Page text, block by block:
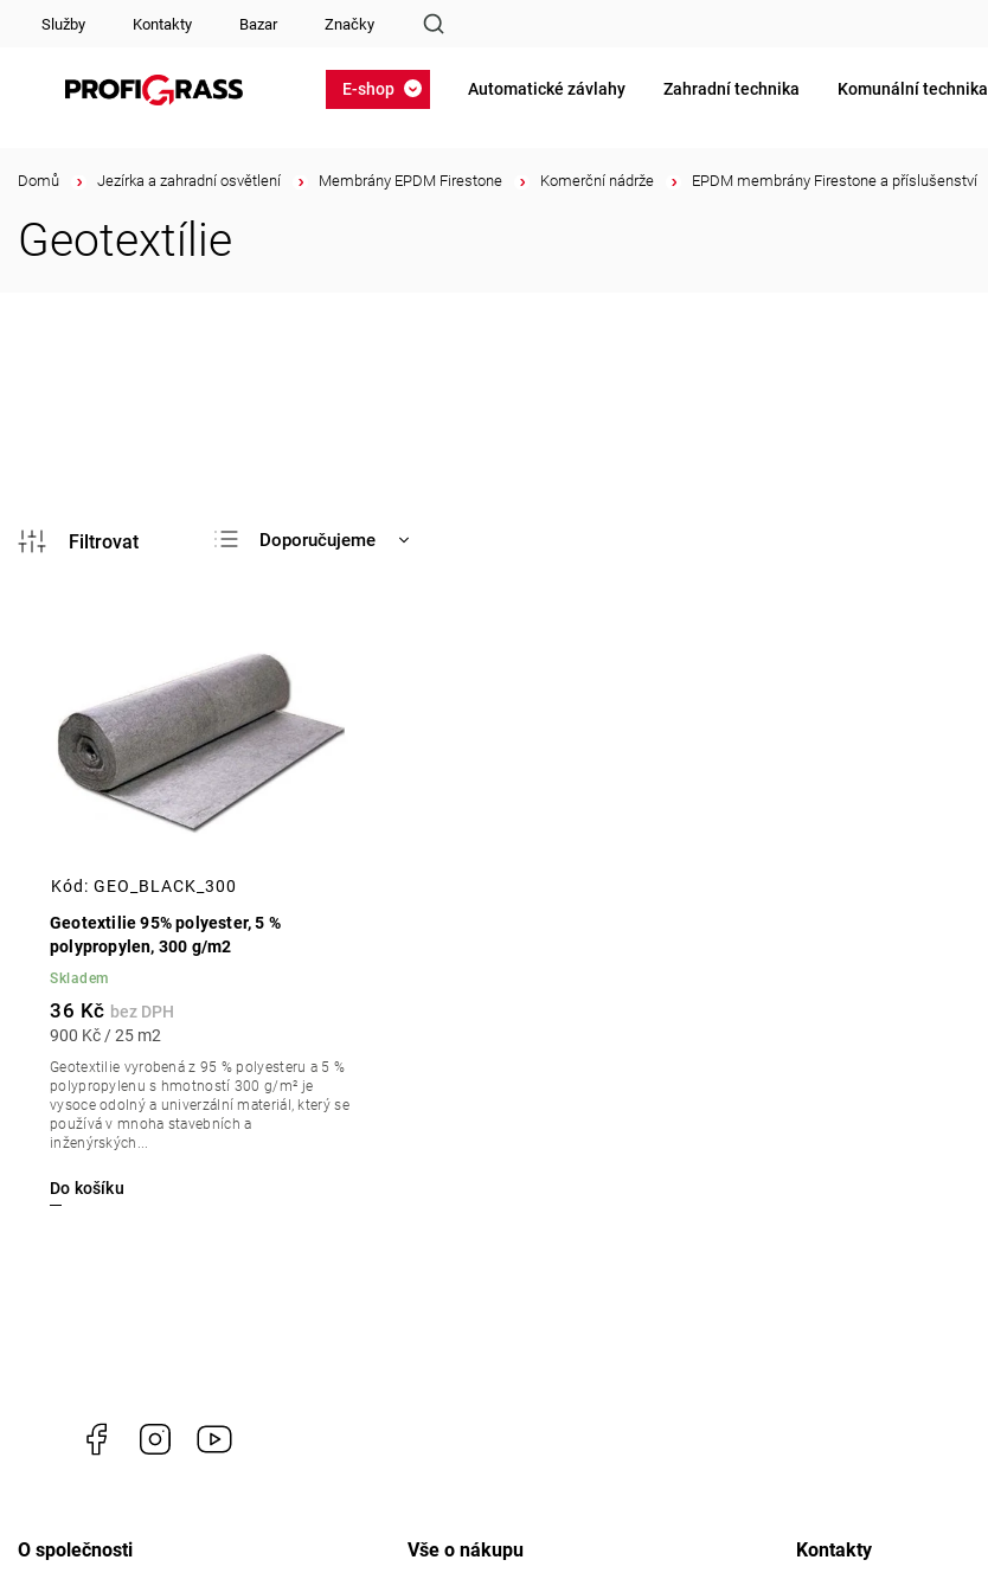
Služby Kontakty Bazar Značky
E-shop Automatické závlahy Zahradní technika Komunální technika
Domů Jezírka a zahradní osvětlení Membrány EPDM Firestone Komerční nádrže EPDM membrány Firestone a příslušenství
Geotextílie
Doporučujeme
Nejprodávanější
Geotextilie 95% polyester, 5 %
polypropylen, 300 g/m2
Skladem
36 Kč
900 Kč / 25 m2
Do košíku
Geotextilie vyrobená z 95 % polyesteru a 5 %
polypropylenu s hmotností 300 g/m² je
vysoce odolný a univerzální materiál, který se
používá v mnoha stavebních a
inženýrských...
Kód: GEO_BLACK_300
Facebook Instagram
O společnosti Vše o nákupu Kontakty